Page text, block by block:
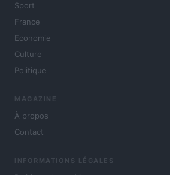
Sport
France
Economie
Culture
Politique
MAGAZINE
À propos
Contact
INFORMATIONS LÉGALES